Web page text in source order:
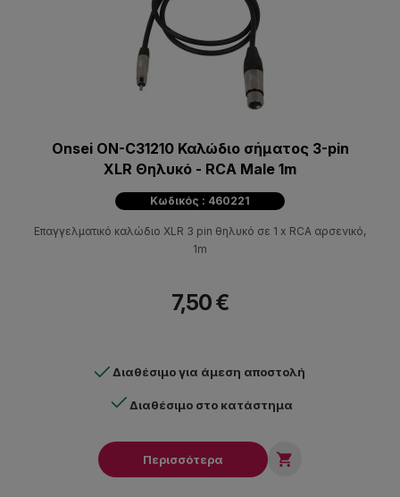
Onsei ON-C31210 Καλώδιο σήματος 3-pin
XLR Θηλυκό - RCA Male 1m
Κωδικός : 460221
Επαγγελματικό καλώδιο XLR 3 pin θηλυκό σε 1 x RCA αρσενικό,
1m
7,50 €
Διαθέσιμο για άμεση αποστολή
Διαθέσιμο στο κατάστημα
Περισσότερα 